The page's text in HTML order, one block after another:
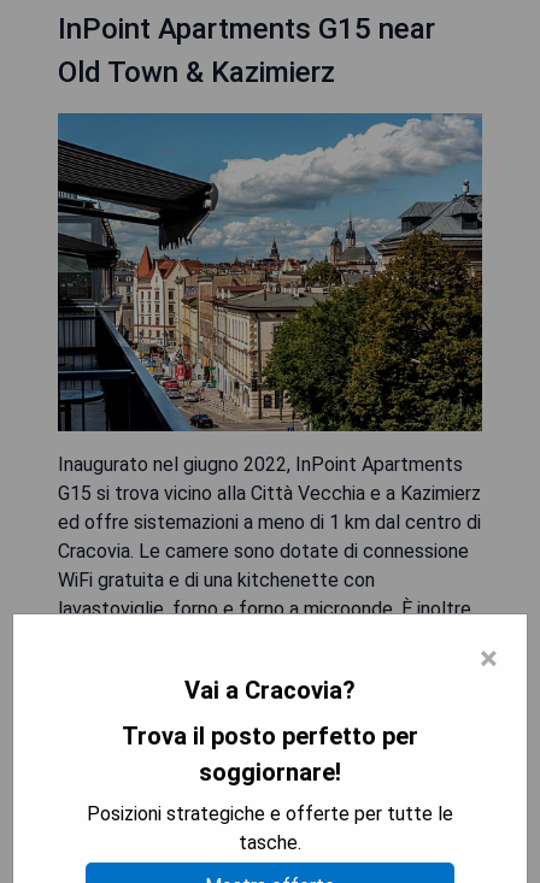
InPoint Apartments G15 near
Old Town & Kazimierz
Inaugurato nel giugno 2022, InPoint Apartments
G15 si trova vicino alla Città Vecchia e a Kazimierz
ed offre sistemazioni a meno di 1 km dal centro di
Cracovia. Le camere sono dotate di connessione
WiFi gratuita e di una kitchenette con
lavastoviglie, forno e forno a microonde. È inoltre
sulla città o sul cortile interno. Ogni camera è
dotata di frigorifero, piano cottura, macchina per il
caffè e set per la preparazione del tè/caffè. La
struttura offre la possibilità di gustare una
colazione continentale, inglese/irlandese o
italiana. Presso l'aparthotel è presente anche un
ristorante che propone piatti della cucina polacca.
×
Vai a Cracovia?
Trova il posto perfetto per
soggiornare!
Posizioni strategiche e offerte per tutte le
tasche.